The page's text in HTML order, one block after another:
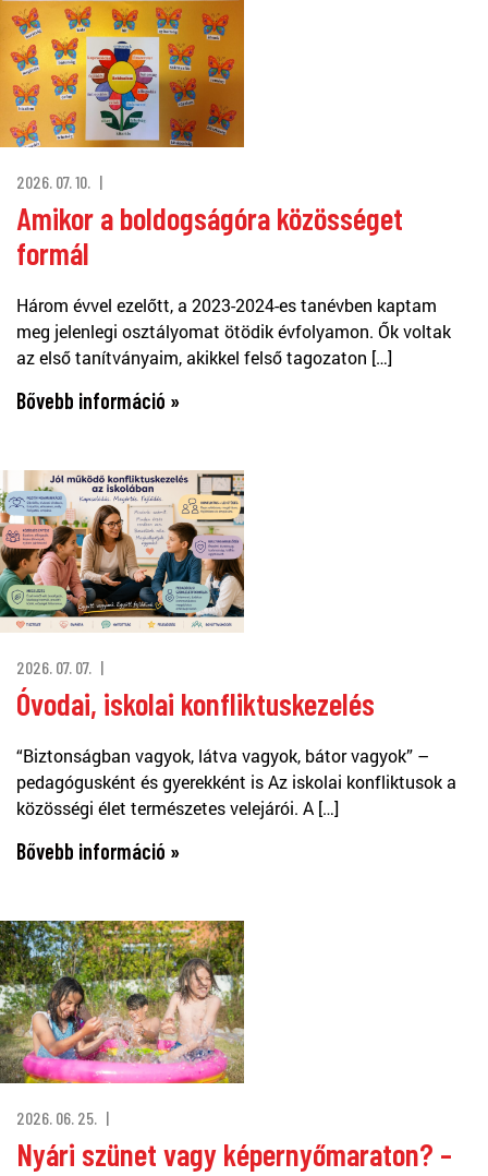
2026. 07. 10.
Amikor a boldogságóra közösséget
formál
Három évvel ezelőtt, a 2023-2024-es tanévben kaptam
meg jelenlegi osztályomat ötödik évfolyamon. Ők voltak
az első tanítványaim, akikkel felső tagozaton […]
Bővebb információ »
2026. 07. 07.
Óvodai, iskolai konfliktuskezelés
“Biztonságban vagyok, látva vagyok, bátor vagyok” –
pedagógusként és gyerekként is Az iskolai konfliktusok a
közösségi élet természetes velejárói. A […]
Bővebb információ »
2026. 06. 25.
Nyári szünet vagy képernyőmaraton? –